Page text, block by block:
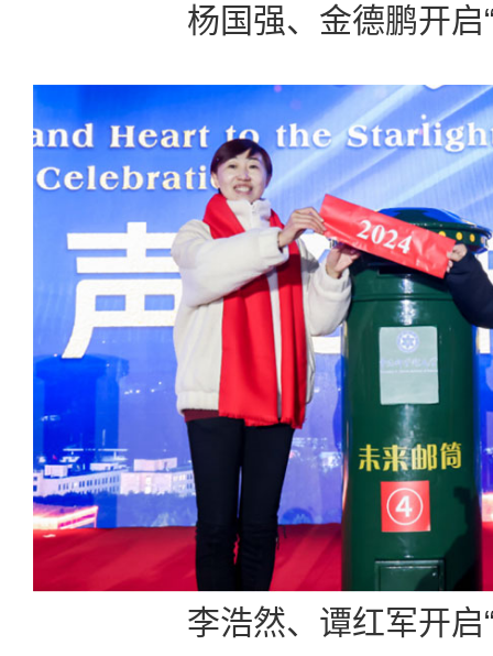
杨国强、金德鹏开启
李浩然、谭红军开启